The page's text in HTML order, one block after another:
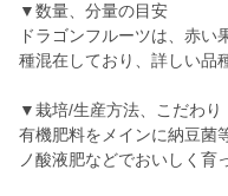
▼数量、分量の目安
ドラゴンフルーツは、赤い
種混在しており、詳しい品
▼栽培/生産方法、こだわり
有機肥料をメインに納豆菌
ノ酸液肥などでおいしく育